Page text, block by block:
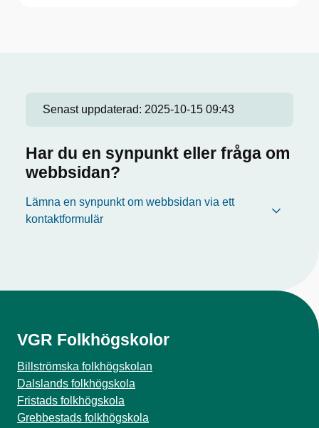
Senast uppdaterad: 2025-10-15 09:43
Har du en synpunkt eller fråga om
webbsidan?
Lämna en synpunkt om webbsidan via ett
kontaktformulär
VGR Folkhögskolor
Billströmska folkhögskolan
Dalslands folkhögskola
Fristads folkhögskola
Grebbestads folkhögskola